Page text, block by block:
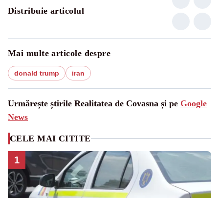
Distribuie articolul
Mai multe articole despre
donald trump iran
Urmărește știrile Realitatea de Covasna și pe Google
News
CELE MAI CITITE
1